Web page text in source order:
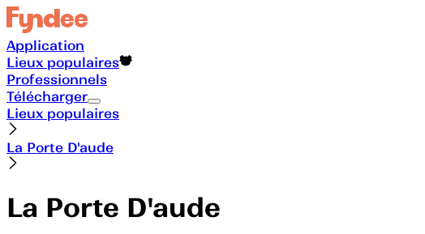
Application
Lieux populaires
Professionnels
Télécharger
Lieux populaires
La Porte D'aude
La Porte D'aude